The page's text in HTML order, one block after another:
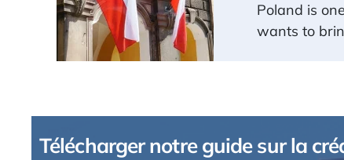
Poland is
wants to
Télécharger notre guide sur la